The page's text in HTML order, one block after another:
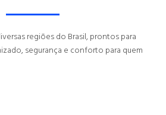
regiões do Brasil, prontos para
segurança e conforto para quem